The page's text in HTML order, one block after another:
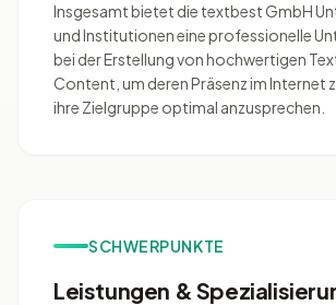
Insgesamt bietet die textbest GmbH
und Institutionen eine professionelle
bei der Erstellung von hochwertigen
Content, um deren Präsenz im Internet
ihre Zielgruppe optimal anzusprechen.
SCHWERPUNKTE
Leistungen &